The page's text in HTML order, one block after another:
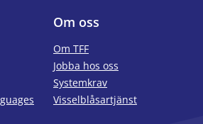
Om oss
Om TFF
Jobba hos oss
Systemkrav
Visselblåsartjänst